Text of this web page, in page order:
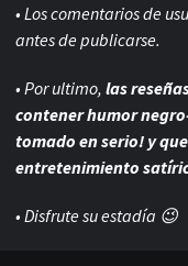
• Los comentarios de
antes de publicarse.
• Por ultimo, las
contener humor
tomado en serio! y
entretenimiento
• Disfrute su estadía 😉